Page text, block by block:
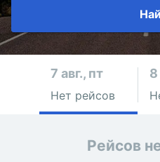
7 авг., пт
Нет рейсов
8
Рейсов